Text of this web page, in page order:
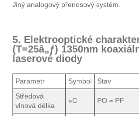
Jiný analogový přenosový systém.
5. Elektrooptické
(T=25â„ƒ) 1350nm
laserové diody
Parametr Symbol Stav
Středová
vlnová délka
»C PO = PF